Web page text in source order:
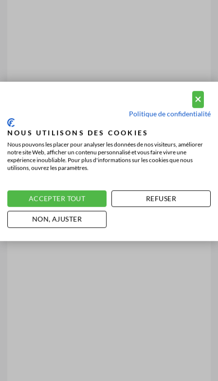
Politique de confidentialité
NOUS UTILISONS DES COOKIES
Nous pouvons les placer pour analyser les données de nos visiteurs, améliorer
notre site Web, afficher un contenu personnalisé et vous faire vivre une
expérience inoubliable. Pour plus d'informations sur les cookies que nous
utilisons, ouvrez les paramètres.
ACCEPTER TOUT REFUSER
NON, AJUSTER